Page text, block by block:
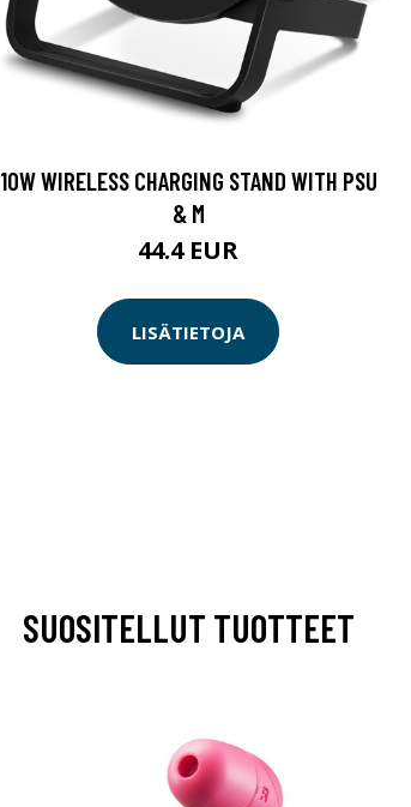
10W WIRELESS CHARGING STAND WITH PSU
& M
44.4 EUR
LISÄTIETOJA
SUOSITELLUT TUOTTEET